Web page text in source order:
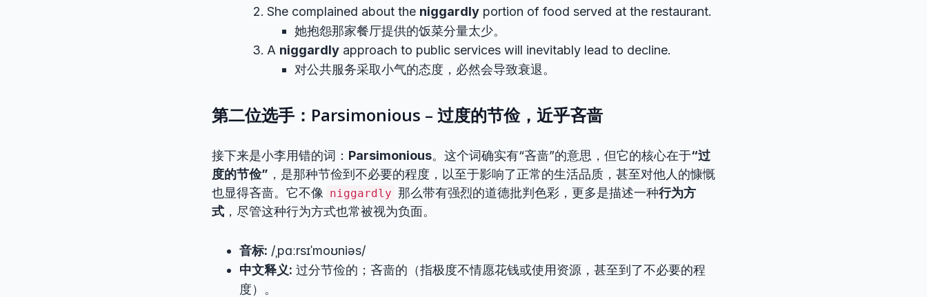
She complained about the niggardly portion of food served at the restaurant.
她抱怨那家餐厅提供的饭菜分量太少。
A niggardly approach to public services will inevitably lead to decline.
对公共服务采取小气的态度，必然会导致衰退。
第二位选手：Parsimonious – 过度的节俭，近乎吝啬
接下来是小李用错的词： Parsimonious。这个词确实有“吝啬”的意思，但它的核心在于“过
度的节俭” ，是那种节俭到不必要的程度，以至于影响了正常的生活品质，甚至对他人的慷慨
也显得吝啬。它不像
niggardly 那么带有强烈的道德批判色彩，更多是描述一种行为方
式 ，尽管这种行为方式也常被视为负面。
音标: /ˌpɑːrsɪˈmoʊniəs/
中文释义: 过分节俭的；吝啬的（指极度不情愿花钱或使用资源，甚至到了不必要的程
度）。